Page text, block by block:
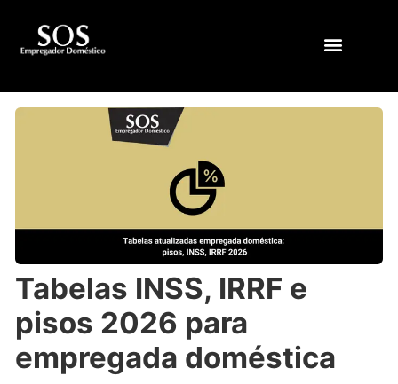
Tabelas INSS, IRRF e
pisos 2026 para
empregada doméstica